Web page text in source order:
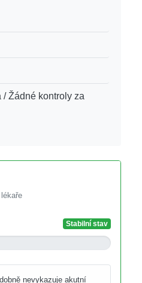
Žádné kontroly za
Stabilní stav
nevykazuje akutní